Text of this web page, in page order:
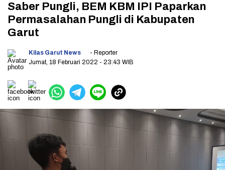
Saber Pungli, BEM KBM IPI Paparkan
Permasalahan Pungli di Kabupaten
Garut
Kilas Garut News
- Reporter
Jumat, 18 Februari 2022 - 23:43 WIB